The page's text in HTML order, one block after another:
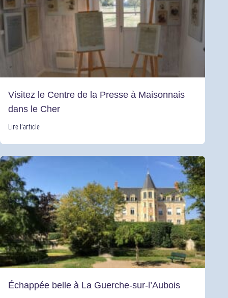
Visitez le Centre de la Presse à Maisonnais
dans le Cher
Lire l’article
Échappée belle à La Guerche-sur-l’Aubois